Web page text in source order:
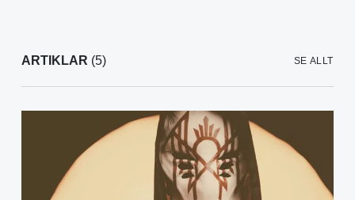
ARTIKLAR (5) SE ALLT